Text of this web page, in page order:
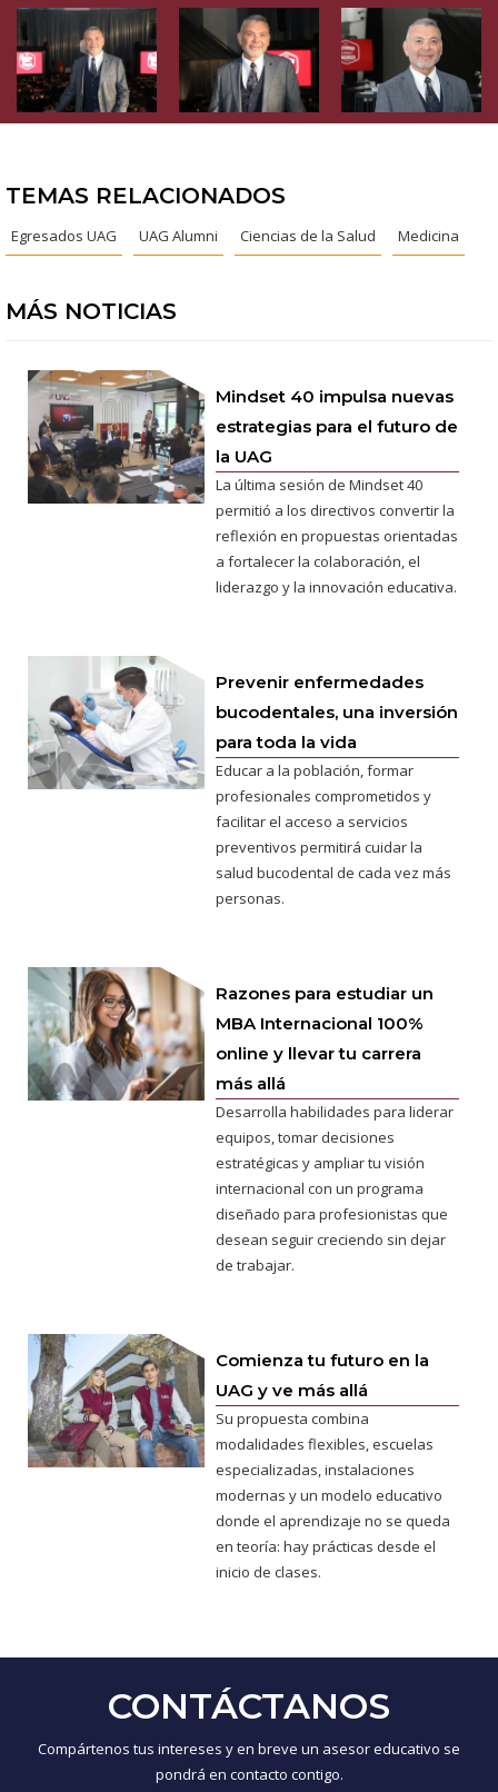
TEMAS RELACIONADOS
Egresados UAG UAG Alumni Ciencias de la Salud Medicina
MÁS NOTICIAS
Mindset 40 impulsa nuevas
estrategias para el futuro de
la UAG
La última sesión de Mindset 40
permitió a los directivos convertir la
reflexión en propuestas orientadas
a fortalecer la colaboración, el
liderazgo y la innovación educativa.
Prevenir enfermedades
bucodentales, una inversión
para toda la vida
Educar a la población, formar
profesionales comprometidos y
facilitar el acceso a servicios
preventivos permitirá cuidar la
salud bucodental de cada vez más
personas.
Razones para estudiar un
MBA Internacional 100%
online y llevar tu carrera
más allá
Desarrolla habilidades para liderar
equipos, tomar decisiones
estratégicas y ampliar tu visión
internacional con un programa
diseñado para profesionistas que
desean seguir creciendo sin dejar
de trabajar.
Comienza tu futuro en la
UAG y ve más allá
Su propuesta combina
modalidades flexibles, escuelas
especializadas, instalaciones
modernas y un modelo educativo
donde el aprendizaje no se queda
en teoría: hay prácticas desde el
inicio de clases.
CONTÁCTANOS
Compártenos tus intereses y en breve un asesor educativo se
pondrá en contacto contigo.